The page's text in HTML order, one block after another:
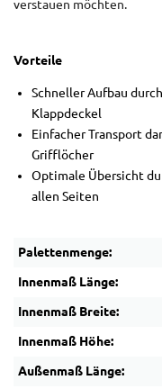
verstauen möchten.
Vorteile
Schneller Aufbau
Klappdeckel
Einfacher Transport
Grifflöcher
Optimale Übersicht
allen Seiten
Palettenmenge:
Innenmaß Länge:
Innenmaß Breite:
Innenmaß Höhe:
Außenmaß Länge: